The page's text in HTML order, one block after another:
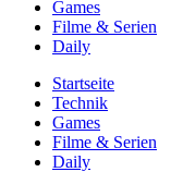
Games
Filme & Serien
Daily
Startseite
Technik
Games
Filme & Serien
Daily